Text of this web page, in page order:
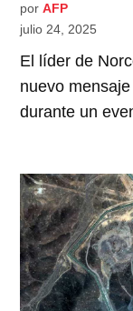
por AFP
julio 24, 2025
El líder de
nuevo
durante un